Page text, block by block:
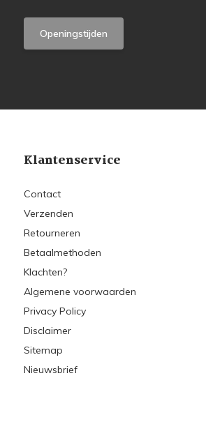
Openingstijden
Klantenservice
Contact
Verzenden
Retourneren
Betaalmethoden
Klachten?
Algemene voorwaarden
Privacy Policy
Disclaimer
Sitemap
Nieuwsbrief